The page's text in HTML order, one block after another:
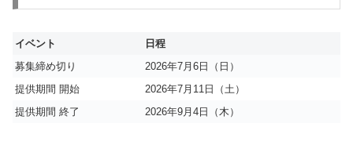
イベント
日程
募集締め切り
2026年7月6日（日）
提供期間 開始
2026年7月11日（土）
提供期間 終了
2026年9月4日（木）